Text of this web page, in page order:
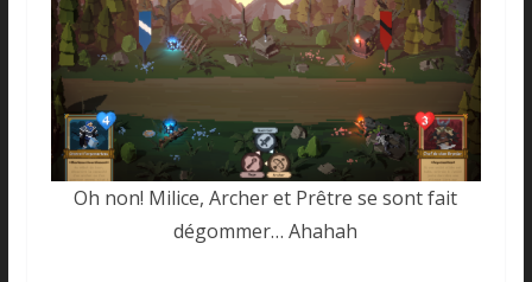
Oh non! Milice, Archer et Prêtre se sont fait
dégommer… Ahahah